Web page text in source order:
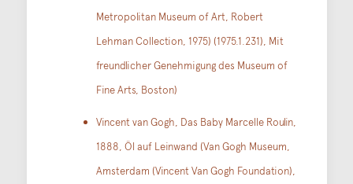
Metropolitan Museum of Art, Robert
Lehman Collection, 1975) (1975.1.231), Mit
freundlicher Genehmigung des Museum of
Fine Arts, Boston)
Vincent van Gogh, Das Baby Marcelle Roulin,
1888, Öl auf Leinwand (Van Gogh Museum,
Amsterdam (Vincent Van Gogh Foundation),